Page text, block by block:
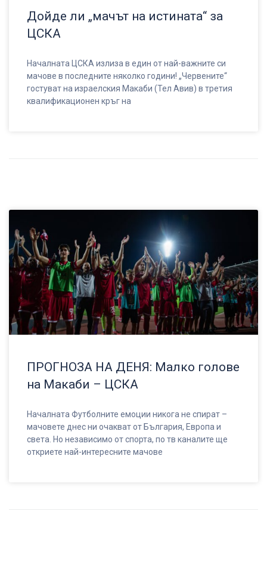
Дойде ли „мачът на истината“ за
ЦСКА
Началната ЦСКА излиза в един от най-важните си
мачове в последните няколко години! „Червените“
гостуват на израелския Макаби (Тел Авив) в третия
квалификационен кръг на
ПРОГНОЗА НА ДЕНЯ: Малко голове
на Макаби – ЦСКА
Началната Футболните емоции никога не спират –
мачовете днес ни очакват от България, Европа и
света. Но независимо от спорта, по тв каналите ще
откриете най-интересните мачове